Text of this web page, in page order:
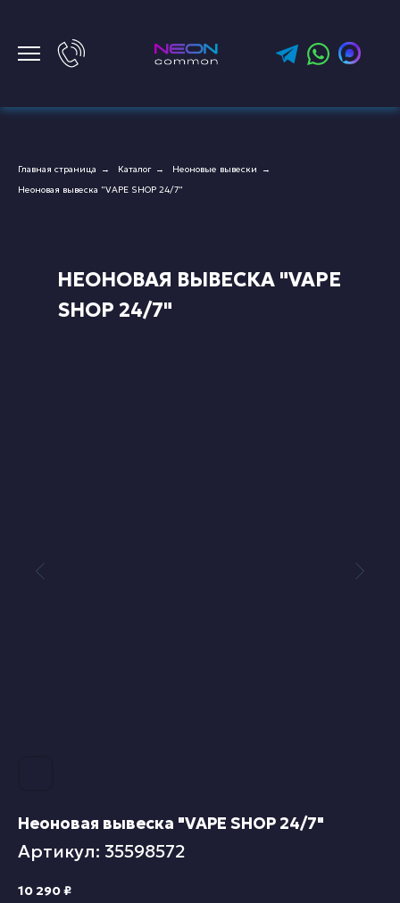
Главная страница → Каталог → Неоновые вывески →
Неоновая вывеска "VAPE SHOP 24/7"
НЕОНОВАЯ ВЫВЕСКА "VAPE
SHOP 24/7"
Неоновая вывеска "VAPE SHOP 24/7"
Артикул: 35598572
10 290₽